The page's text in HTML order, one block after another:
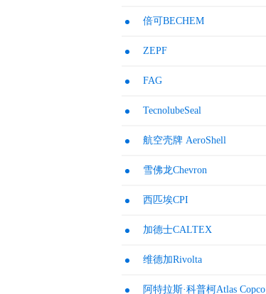
倍可BECHEM
ZEPF
FAG
TecnolubeSeal
航空壳牌 AeroShell
雪佛龙Chevron
西匹埃CPI
加德士CALTEX
维德加Rivolta
阿特拉斯·科普柯Atlas Copco